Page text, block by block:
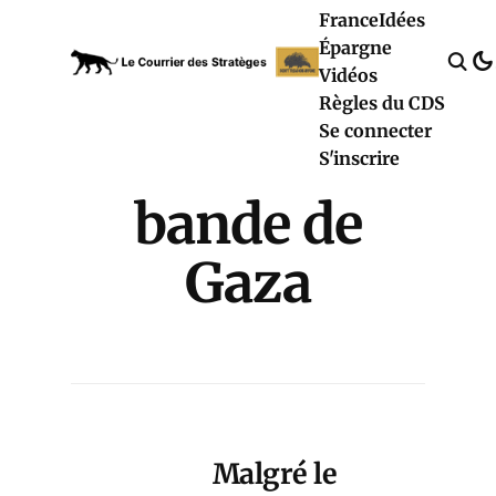
FranceIdées
Épargne
Vidéos
Règles du CDS
Se connecter
S'inscrire
bande de
Gaza
Malgré le